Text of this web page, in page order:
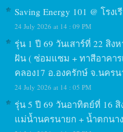
Saving Energy 101 @ โรง
24 July 2026 at 14 : 09 PM
รุ่น 1 ปี 69 วันเสาร์ที่ 22 สิ
ฝัน ( ซ่อมแซม + ทาสีอาคาร
คลอง17 อ.องครักษ์ จ.นครน
24 July 2026 at 14 : 05 PM
รุ่น 5 ปี 69 วันอาทิตย์ที่ 16
แม่น้ำนครนายก + น้ำตกนา